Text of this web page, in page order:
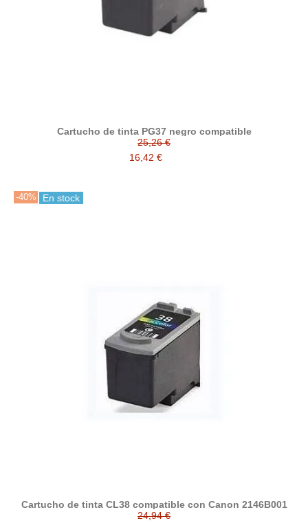
Cartucho de tinta PG37 negro compatible
25,26 €
16,42 €
-40% En stock
Cartucho de tinta CL38 compatible con Canon 2146B001
24,94 €